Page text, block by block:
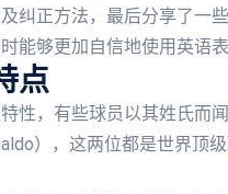
纠正方法，最后分享了一
能够更加自信地使用英语表
点
性，有些球员以其姓氏而
），这两位都是世界